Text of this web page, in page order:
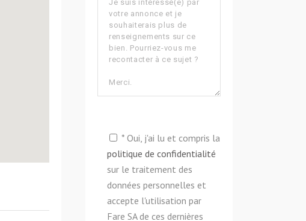
* Oui, j'ai lu et compris la
politique de confidentialité
sur le traitement des
données personnelles et
accepte l'utilisation par
Fare SA de ces dernières